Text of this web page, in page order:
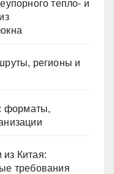
тепло- и
регионы и
форматы,
Китая:
требования